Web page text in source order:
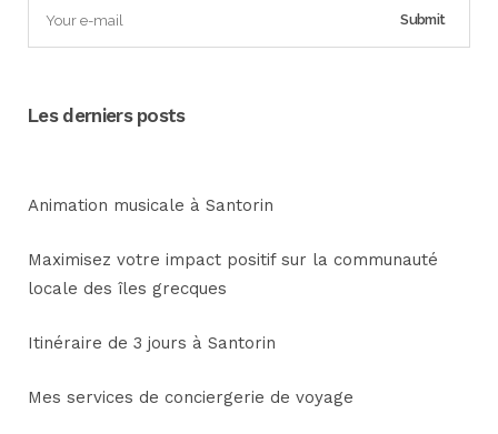
Les derniers posts
Animation musicale à Santorin
Maximisez votre impact positif sur la communauté
locale des îles grecques
Itinéraire de 3 jours à Santorin
Mes services de conciergerie de voyage